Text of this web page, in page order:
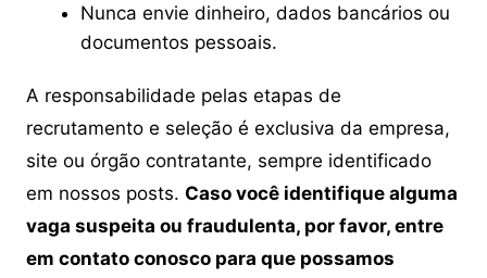
Nunca envie dinheiro, dados bancários ou
documentos pessoais.
A responsabilidade pelas etapas de
recrutamento e seleção é exclusiva da empresa,
site ou órgão contratante, sempre identificado
em nossos posts. Caso você identifique alguma
vaga suspeita ou fraudulenta, por favor, entre
em contato conosco para que possamos